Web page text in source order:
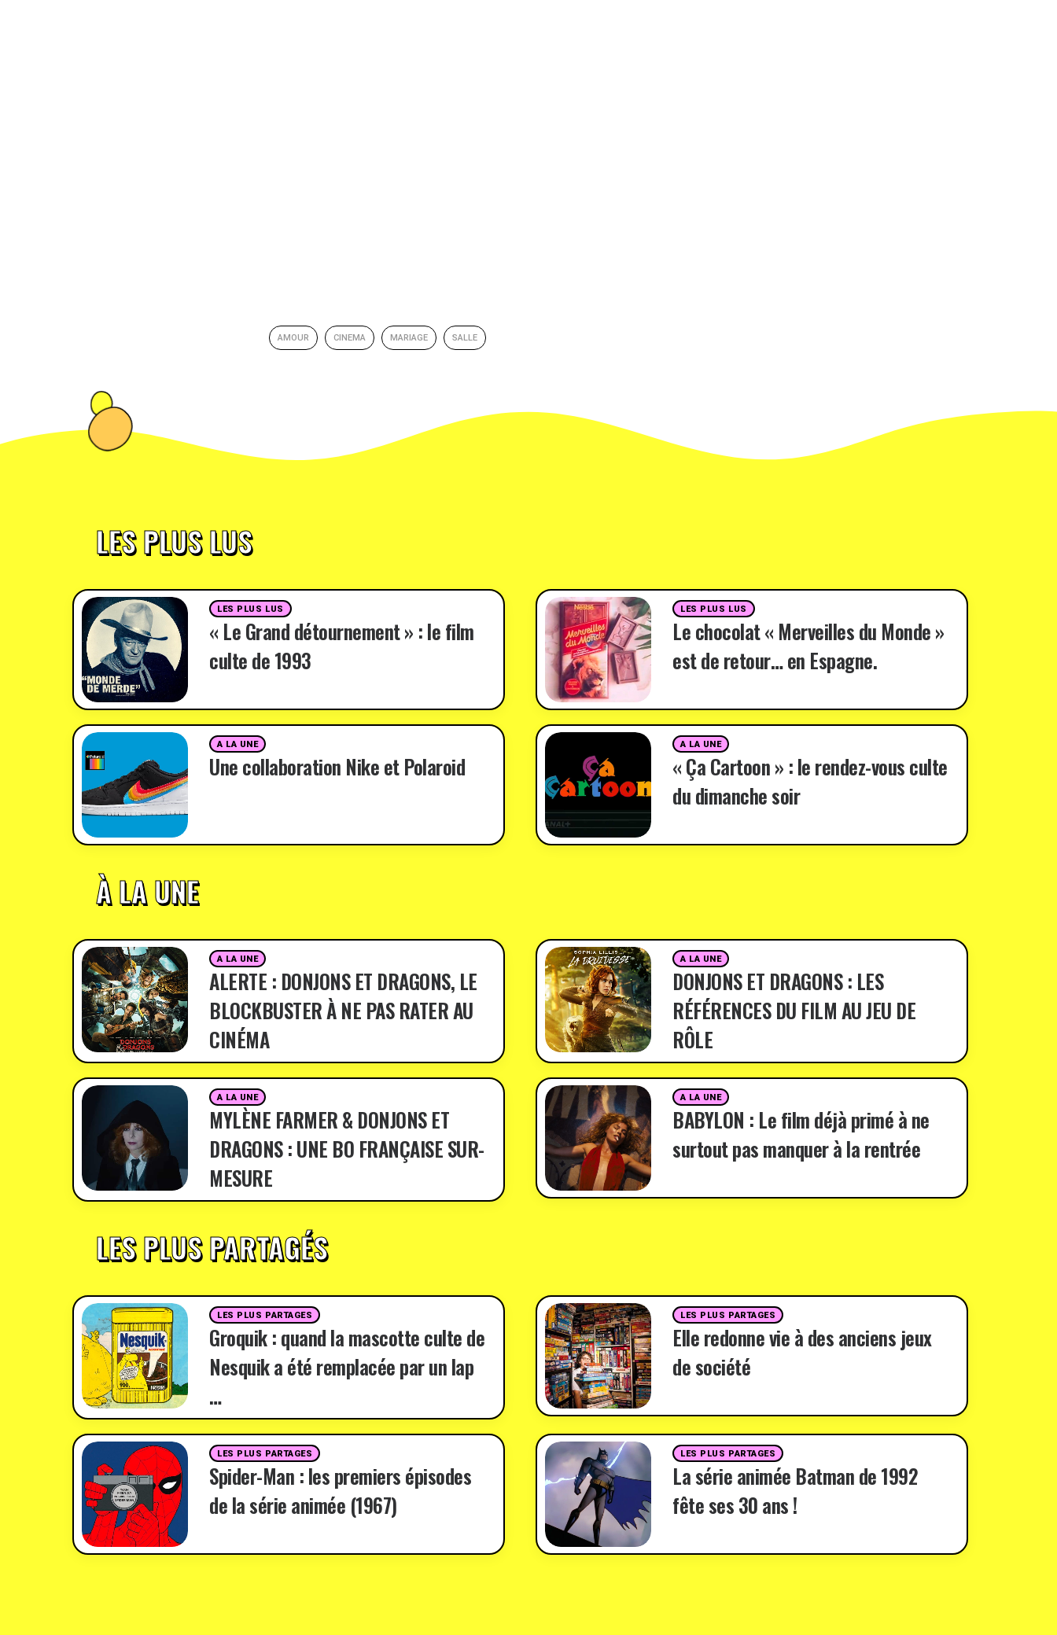
AMOUR CINEMA MARIAGE SALLE
LES PLUS LUS
LES PLUS LUS
« Le Grand détournement » : le film
culte de 1993
LES PLUS LUS
Le chocolat « Merveilles du Monde »
est de retour… en Espagne.
A LA UNE
Une collaboration Nike et Polaroid
A LA UNE
« Ça Cartoon » : le rendez-vous culte
du dimanche soir
À LA UNE
A LA UNE
ALERTE : DONJONS ET DRAGONS, LE
BLOCKBUSTER À NE PAS RATER AU
CINÉMA
A LA UNE
DONJONS ET DRAGONS : LES
RÉFÉRENCES DU FILM AU JEU DE
RÔLE
A LA UNE
MYLÈNE FARMER & DONJONS ET
DRAGONS : UNE BO FRANÇAISE SUR-
MESURE
A LA UNE
BABYLON : Le film déjà primé à ne
surtout pas manquer à la rentrée
LES PLUS PARTAGÉS
LES PLUS PARTAGES
Groquik : quand la mascotte culte de
Nesquik a été remplacée par un lap
…
LES PLUS PARTAGES
Elle redonne vie à des anciens jeux
de société
LES PLUS PARTAGES
Spider-Man : les premiers épisodes
de la série animée (1967)
LES PLUS PARTAGES
La série animée Batman de 1992
fête ses 30 ans !